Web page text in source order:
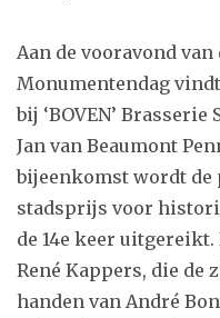
Aan de vooravond
Monumentendag
bij ‘BOVEN’
Jan van Beaumont
bijeenkomst wordt de
stadsprijs voor
de 14e keer
René Kappers, die
handen van André